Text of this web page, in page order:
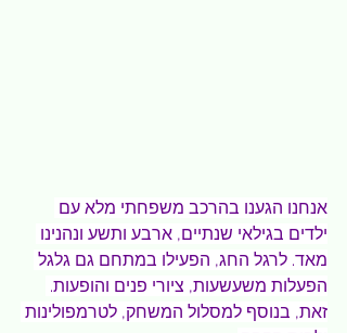
אנחנו הגענו בהרכב משפחתי מלא עם
ילדים בגילאי שנתיים, ארבע ותשע ונהנינו
מאד. לרגל החג, הפעילו במתחם גם גלגל
הפעלות משעשעות, ציורי פנים והופעות.
זאת, בנוסף למסלול המשחק, לטרמפולינות